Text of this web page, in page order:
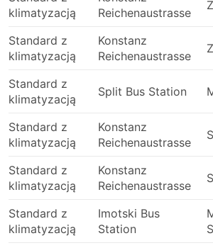
woda, a czasami kosmetyki i
Jeśli jesteś gotowy wydać
autokary klasy VIP oferują
klasą biznes w samolocie z
rozkładanymi siedzeniami,
liczbą pasażerów i wieloma
które uczynią Twoją podróż
Nowsze terminale dla autobusów
międzymiastowych są bardzo
zlokalizowane poza miastem, w
większych autostrad, aby
klimatyzacją
Reichenaustrasse
Standard z
klimatyzacją
Konstanz
Reichenaustrasse
Standard z
klimatyzacją
Split Bus Station
Standard z
klimatyzacją
Konstanz
Reichenaustrasse
Standard z
klimatyzacją
Konstanz
Reichenaustrasse
Standard z
klimatyzacją
Imotski Bus
Station